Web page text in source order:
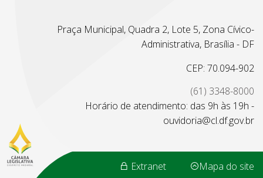
Praça Municipal, Quadra 2, Lote 5, Zona Cívico-
Administrativa, Brasília - DF
CEP: 70.094-902
(61) 3348-8000
Horário de atendimento: das 9h às 19h -
ouvidoria@cl.df.gov.br
Extranet Mapa do site